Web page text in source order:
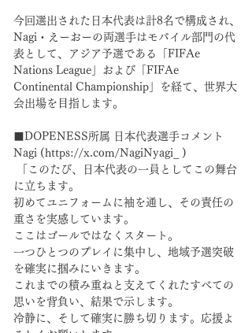
今回選出された日本代表は計8名で構成され、
Nagi・えーおーの両選手はモバイル部門の代
表として、アジア予選である「FIFAe
Nations League」および「FIFAe
Continental Championship」を経て、世界大
会出場を目指します。
■DOPENESS所属 日本代表選手コメント
Nagi (https://x.com/NagiNyagi_ )
に立ちます。
初めてユニフォームに袖を通し、その責任の
重さを実感しています。
ここはゴールではなくスタート。
一つひとつのプレイに集中し、地域予選突破
を確実に掴みにいきます。
これまでの積み重ねと支えてくれたすべての
思いを背負い、結果で示します。
冷静に、そして確実に勝ち切ります。応援よ